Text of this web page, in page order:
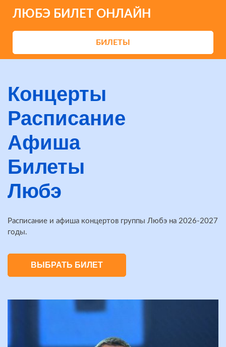
ЛЮБЭ БИЛЕТ ОНЛАЙН
БИЛЕТЫ
Концерты
Расписание
Афиша
Билеты
Любэ
Расписание и афиша концертов группы Любэ на 2026-2027
годы.
ВЫБРАТЬ БИЛЕТ